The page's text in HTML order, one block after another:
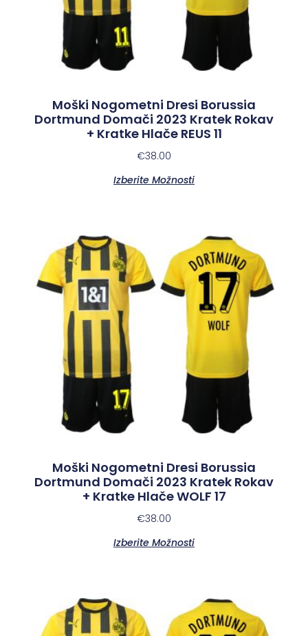
Moški Nogometni Dresi Borussia
Dortmund Domači 2023 Kratek Rokav
+ Kratke Hlače REUS 11
€38.00
Izberite Možnosti
Moški Nogometni Dresi Borussia
Dortmund Domači 2023 Kratek Rokav
+ Kratke Hlače WOLF 17
€38.00
Izberite Možnosti